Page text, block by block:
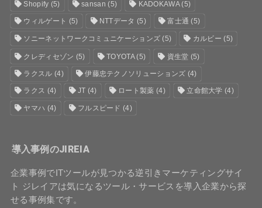
Shopify (5) sansan (5) KADOKAWA(5)
ウィルゲート (5) NTTデータ (5) 富士通 (5)
ソニーネットワークコミュニケーションズ (5) カルビー (5)
クレディセゾン (5) TOYOTA(5) 資生堂 (5)
ラクスル (4) 伊藤忠テクノソリューションズ (4)
ラクス (4) JT (4) ロート製薬 (4) 立命館大学 (4)
ヤマハ (4) フルスピード (4)
導入事例のJIREIA
企業事例でITツールが見つかる逆引きマーケティングサイ
ト ジレイアは気になるツール・サービスを導入企業から探
せる事例集です。